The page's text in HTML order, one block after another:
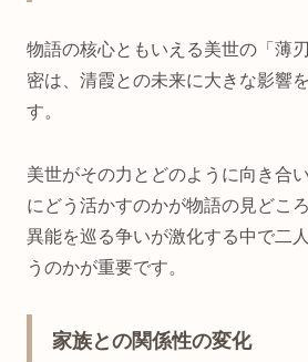
物語の核心ともいえる美世の「薄
密は、清霞との未来に大きな影響
す。
美世がその力とどのように向き合
にどう活かすのかが物語の見どこ
異能を巡る争いが激化する中で二
うのかが重要です。
家族との関係性の変化